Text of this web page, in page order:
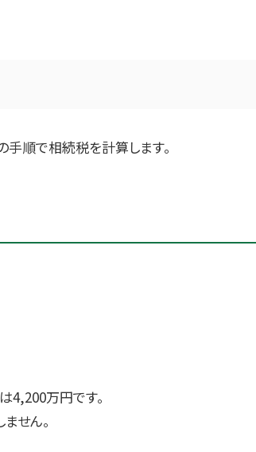
順で相続税を計算します。
4,200万円です。
せん。